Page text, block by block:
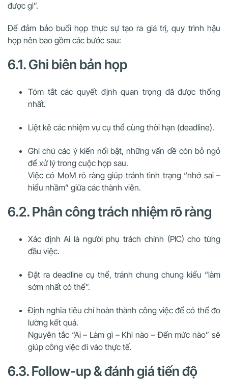
được gì”.
Để đảm bảo buổi họp thực sự tạo ra giá trị, quy trình hậu
họp nên bao gồm các bước sau:
6.1. Ghi biên bản họp
Tóm tắt các quyết định quan trọng đã được thống
nhất.
Liệt kê các nhiệm vụ cụ thể cùng thời hạn (deadline).
Ghi chú các ý kiến nổi bật, những vấn đề còn bỏ ngỏ
để xử lý trong cuộc họp sau.
Việc có MoM rõ ràng giúp tránh tình trạng “nhớ sai –
hiểu nhầm” giữa các thành viên.
6.2. Phân công trách nhiệm rõ ràng
Xác định Ai là người phụ trách chính (PIC) cho từng
đầu việc.
Đặt ra deadline cụ thể, tránh chung chung kiểu “làm
sớm nhất có thể”.
Định nghĩa tiêu chí hoàn thành công việc để có thể đo
lường kết quả.
Nguyên tắc “Ai – Làm gì – Khi nào – Đến mức nào” sẽ
giúp công việc đi vào thực tế.
6.3. Follow-up & đánh giá tiến độ